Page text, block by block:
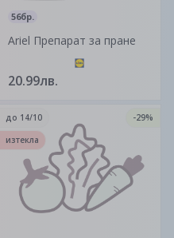
56бр.
Ariel Препарат за пране
20.99лв.
до 14/10
-29%
изтекла